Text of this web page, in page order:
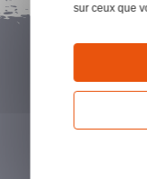
sur ceux que